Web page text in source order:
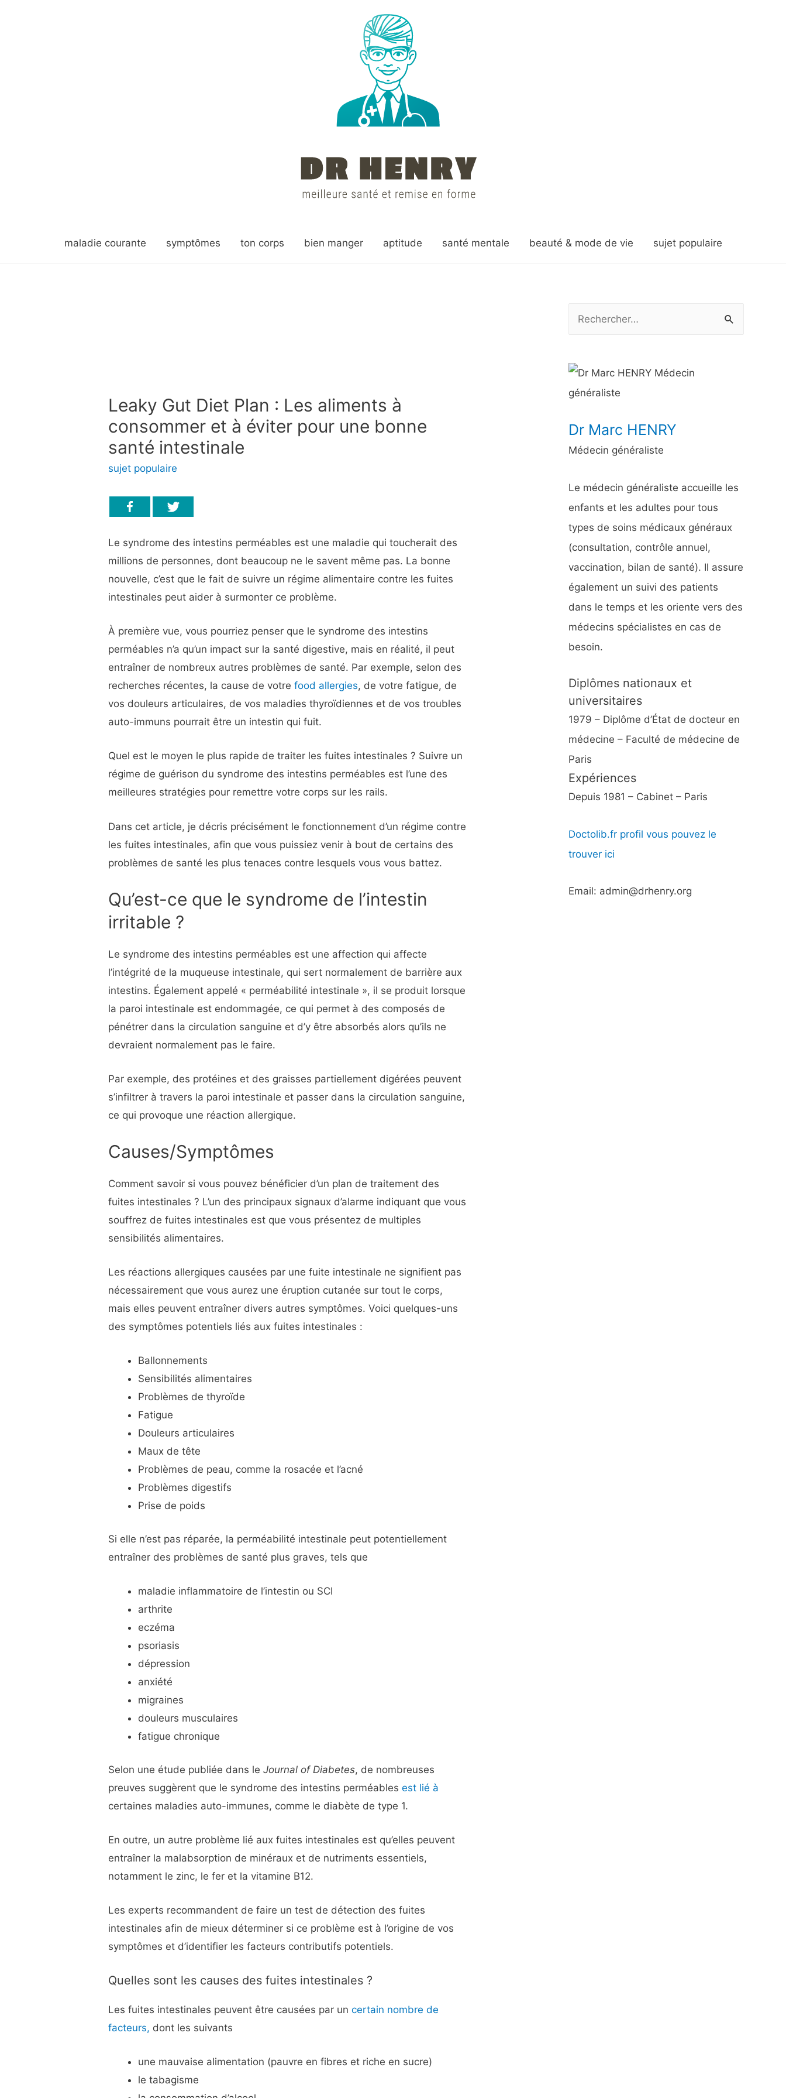
maladie courante symptômes ton corps bien manger aptitude santé mentale beauté & mode de vie sujet populaire
Leaky Gut Diet Plan : Les aliments à
consommer et à éviter pour une bonne
santé intestinale
sujet populaire
Le syndrome des intestins perméables est une maladie qui toucherait des
millions de personnes, dont beaucoup ne le savent même pas. La bonne
nouvelle, c’est que le fait de suivre un régime alimentaire contre les fuites
intestinales peut aider à surmonter ce problème.
À première vue, vous pourriez penser que le syndrome des intestins
perméables n’a qu’un impact sur la santé digestive, mais en réalité, il peut
entraîner de nombreux autres problèmes de santé. Par exemple, selon des
recherches récentes, la cause de votrefood allergies, de votre fatigue, de
vos douleurs articulaires, de vos maladies thyroïdiennes et de vos troubles
auto-immuns pourrait être un intestin qui fuit.
Quel est le moyen le plus rapide de traiter les fuites intestinales ? Suivre un
régime de guérison du syndrome des intestins perméables est l’une des
meilleures stratégies pour remettre votre corps sur les rails.
Dans cet article, je décris précisément le fonctionnement d’un régime contre
les fuites intestinales, afin que vous puissiez venir à bout de certains des
problèmes de santé les plus tenaces contre lesquels vous vous battez.
Qu’est-ce que le syndrome de l’intestin
irritable ?
Le syndrome des intestins perméables est une affection qui affecte
l’intégrité de la muqueuse intestinale, qui sert normalement de barrière aux
intestins. Également appelé « perméabilité intestinale », il se produit lorsque
la paroi intestinale est endommagée, ce qui permet à des composés de
pénétrer dans la circulation sanguine et d’y être absorbés alors qu’ils ne
devraient normalement pas le faire.
Par exemple, des protéines et des graisses partiellement digérées peuvent
s’infiltrer à travers la paroi intestinale et passer dans la circulation sanguine,
ce qui provoque une réaction allergique.
Causes/Symptômes
Comment savoir si vous pouvez bénéficier d’un plan de traitement des
fuites intestinales ? L’un des principaux signaux d’alarme indiquant que vous
souffrez de fuites intestinales est que vous présentez de multiples
sensibilités alimentaires.
Les réactions allergiques causées par une fuite intestinale ne signifient pas
nécessairement que vous aurez une éruption cutanée sur tout le corps,
mais elles peuvent entraîner divers autres symptômes. Voici quelques-uns
des symptômes potentiels liés aux fuites intestinales :
Ballonnements
Sensibilités alimentaires
Problèmes de thyroïde
Fatigue
Douleurs articulaires
Maux de tête
Problèmes de peau, comme la rosacée et l’acné
Problèmes digestifs
Prise de poids
Si elle n’est pas réparée, la perméabilité intestinale peut potentiellement
entraîner des problèmes de santé plus graves, tels que
maladie inflammatoire de l’intestin ou SCI
arthrite
eczéma
psoriasis
dépression
anxiété
migraines
douleurs musculaires
fatigue chronique
Selon une étude publiée dans leJournal of Diabetes, de nombreuses
preuves suggèrent que le syndrome des intestins perméablesest lié à
certaines maladies auto-immunes, comme le diabète de type 1.
En outre, un autre problème lié aux fuites intestinales est qu’elles peuvent
entraîner la malabsorption de minéraux et de nutriments essentiels,
notamment le zinc, le fer et la vitamine B12.
Les experts recommandent de faire un test de détection des fuites
intestinales afin de mieux déterminer si ce problème est à l’origine de vos
symptômes et d’identifier les facteurs contributifs potentiels.
Quelles sont les causes des fuites intestinales ?
Les fuites intestinales peuvent être causées par uncertain nombre de
facteurs, dont les suivants
une mauvaise alimentation (pauvre en fibres et riche en sucre)
le tabagisme
h
e
c
h
r
:
Dr Marc HENRY
Médecin généraliste
Le médecin généraliste accueille les
enfants et les adultes pour tous
types de soins médicaux généraux
(consultation, contrôle annuel,
vaccination, bilan de santé). Il assure
également un suivi des patients
dans le temps et les oriente vers des
médecins spécialistes en cas de
besoin.
Diplômes nationaux et
universitaires
1979 – Diplôme d’État de docteur en
médecine – Faculté de médecine de
Paris
Expériences
Depuis 1981 – Cabinet – Paris
Doctolib.fr profil vous pouvez le
trouver ici
Email: admin@drhenry.org